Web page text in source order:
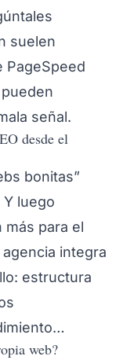
suelen
PageSpeed
señal.
desde el
bonitas”
Y luego
más para el
integra
estructura
web?